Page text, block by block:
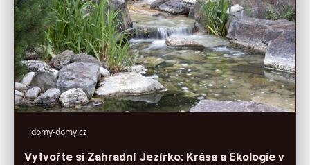
domy-domy.cz
Vytvořte si Zahradní Jezírko: Krása a Ekologie v